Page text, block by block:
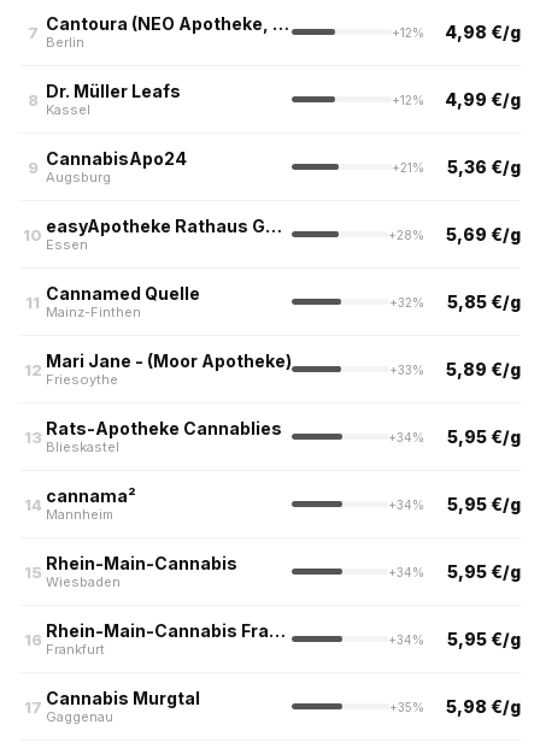
7 Cantoura (NEO Apotheke, Berlin)
Berlin
+12% 4,98 €/g
8 Dr. Müller Leafs
Kassel
+12% 4,99 €/g
9 CannabisApo24
Augsburg
+21% 5,36 €/g
10 easyApotheke Rathaus Galerie, Essen
Essen
+28% 5,69 €/g
11 Cannamed Quelle
Mainz-Finthen
+32% 5,85 €/g
12 Mari Jane - (Moor Apotheke)
Friesoythe
+33% 5,89 €/g
13 Rats-Apotheke Cannablies
Blieskastel
+34% 5,95 €/g
14 cannama²
Mannheim
+34% 5,95 €/g
15 Rhein-Main-Cannabis
Wiesbaden
+34% 5,95 €/g
16 Rhein-Main-Cannabis Frankfurt (Nur Abholung)
Frankfurt
+34% 5,95 €/g
17 Cannabis Murgtal
Gaggenau
+35% 5,98 €/g